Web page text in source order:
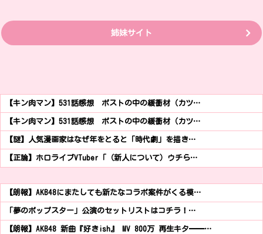
姉妹サイト
【キン肉マン】531話感想 ポストの中の緩衝材（カツ…
【キン肉マン】531話感想 ポストの中の緩衝材（カツ…
【謎】人気漫画家はなぜ年をとると「時代劇」を描き…
【正論】ホロライブVTuber「（新人について）ウチら…
【朗報】AKB48にまたしても新たなコラボ案件がくる模…
「夢のポップスター」公演のセットリストはコチラ！…
【朗報】AKB48 新曲『好きish』 MV 800万 再生キタ━━…